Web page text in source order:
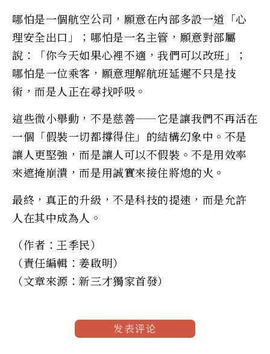
哪怕是一個航空公司，願意在內部多設一道「心
理安全出口」；哪怕是一名主管，願意對部屬
說：「你今天如果心裡不適，我們可以改班」；
哪怕是一位乘客，願意理解航班延遲不只是技
術，而是人正在尋找呼吸。
這些微小舉動，不是慈善——它是讓我們不再活在
一個「假裝一切都撐得住」的結構幻象中。不是
讓人更堅強，而是讓人可以不假裝。不是用效率
來遮掩崩潰，而是用誠實來接住將熄的火。
最終，真正的升級，不是科技的提速，而是允許
人在其中成為人。
（作者：王季民）
（責任編輯：姜啟明）
（文章來源：新三才獨家首發）
发表评论